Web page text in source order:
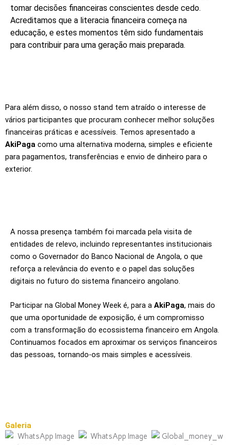
tomar decisões financeiras conscientes desde cedo.
Acreditamos que a literacia financeira começa na
educação, e estes momentos têm sido fundamentais
para contribuir para uma geração mais preparada.
Para além disso, o nosso stand tem atraído o interesse de
vários participantes que procuram conhecer melhor soluções
financeiras práticas e acessíveis. Temos apresentado a
AkiPaga como uma alternativa moderna, simples e eficiente
para pagamentos, transferências e envio de dinheiro para o
exterior.
A nossa presença também foi marcada pela visita de
entidades de relevo, incluindo representantes institucionais
como o Governador do Banco Nacional de Angola, o que
reforça a relevância do evento e o papel das soluções
digitais no futuro do sistema financeiro angolano.
Participar na Global Money Week é, para a AkiPaga, mais do
que uma oportunidade de exposição, é um compromisso
com a transformação do ecossistema financeiro em Angola.
Continuamos focados em aproximar os serviços financeiros
das pessoas, tornando-os mais simples e acessíveis.
Galeria